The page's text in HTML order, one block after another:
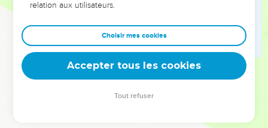
49
Mais quiconque écoute mes paroles et ne les met pas en
pratique est comme un homme qui a bâti une maison
directement sur le sol, sans fondations. Quand les eaux de la
rivière se sont jetées contre cette maison, elle s’est aussitôt
écroulée : elle a été complètement détruite. »
© Société biblique française – Bibli’O, 1997, avec autorisation. Pour vous procurer
relation aux utilisateurs.
Choisir mes cookies
Accepter tous les cookies
Tout refuser